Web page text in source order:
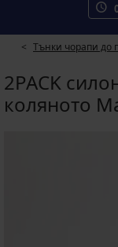
Тънки чорапи до
2PACK
коляното